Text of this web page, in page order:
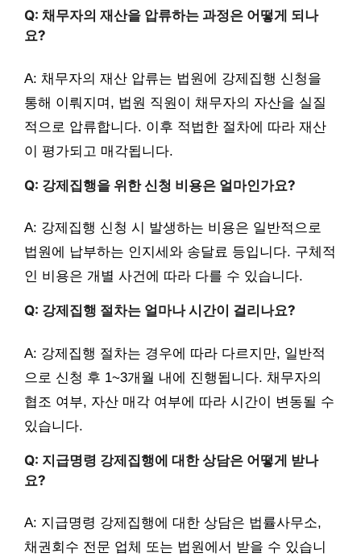
Q: 채무자의 재산을 압류하는 과정은 어떻게 되나
요?
A: 채무자의 재산 압류는 법원에 강제집행 신청을
통해 이뤄지며, 법원 직원이 채무자의 자산을 실질
적으로 압류합니다. 이후 적법한 절차에 따라 재산
이 평가되고 매각됩니다.
Q: 강제집행을 위한 신청 비용은 얼마인가요?
A: 강제집행 신청 시 발생하는 비용은 일반적으로
법원에 납부하는 인지세와 송달료 등입니다. 구체적
인 비용은 개별 사건에 따라 다를 수 있습니다.
Q: 강제집행 절차는 얼마나 시간이 걸리나요?
A: 강제집행 절차는 경우에 따라 다르지만, 일반적
으로 신청 후 1~3개월 내에 진행됩니다. 채무자의
협조 여부, 자산 매각 여부에 따라 시간이 변동될 수
있습니다.
Q: 지급명령 강제집행에 대한 상담은 어떻게 받나
요?
A: 지급명령 강제집행에 대한 상담은 법률사무소,
채권회수 전문 업체 또는 법원에서 받을 수 있습니